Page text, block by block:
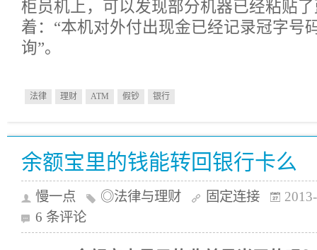
柜员机上，可以发现部分机器已经粘贴
着：“本机对外付出现金已经记录冠字号
询”。
法律 理财 ATM 假钞 银行
余额宝里的钱能转回银行卡么
慢一点 ◎法律与理财 固定连接
6 条评论